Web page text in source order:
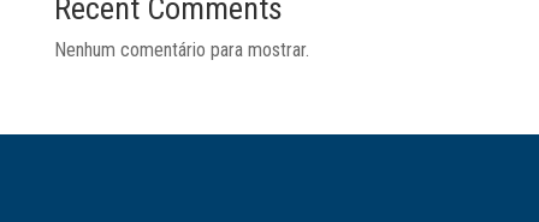
Recent Comments
Nenhum comentário para mostrar.